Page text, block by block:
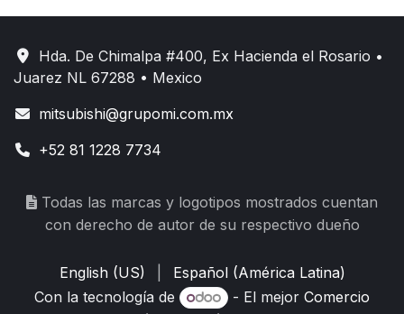
Hda. De Chimalpa #400, Ex Hacienda el Rosario •
Juarez NL 67288 • Mexico
mitsubishi@grupomi.com.mx
+52 81 1228 7734
Todas las marcas y logotipos mostrados cuentan
con derecho de autor de su respectivo dueño
English (US)
Español (América Latina)
Con la tecnología de
- El mejorComercio